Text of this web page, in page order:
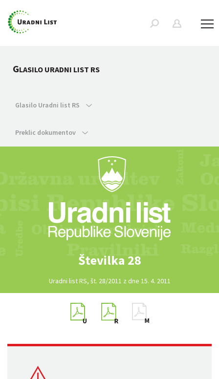
GLASILO URADNI LIST RS
Glasilo Uradni list RS
Preklic dokumentov
Številka 28
Uradni list RS, št. 28/2011 z dne 15. 4. 2011